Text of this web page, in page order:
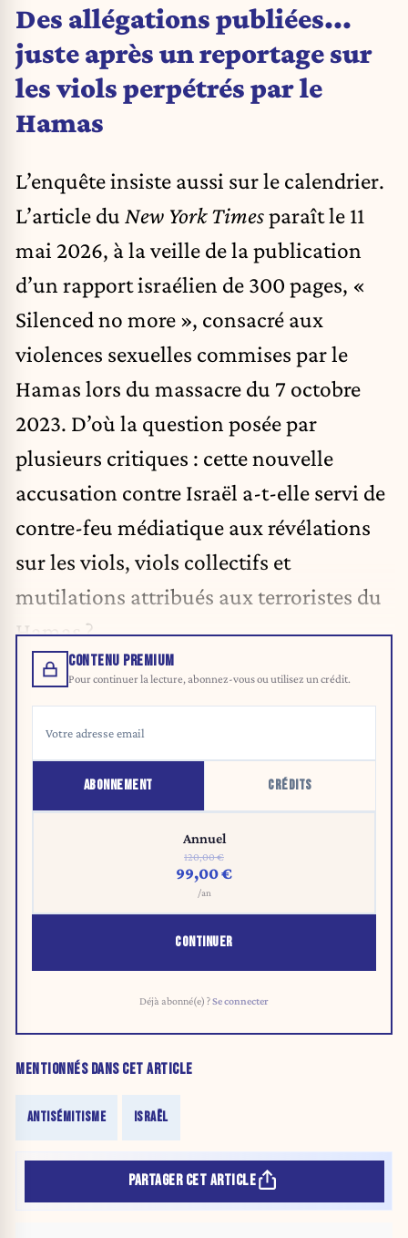
Des allégations publiées...
juste après un reportage sur
les viols perpétrés par le
Hamas
L’enquête insiste aussi sur le calendrier.
L’article du New York Timesparaît le 11
mai 2026, à la veille de la publication
d’un rapport israélien de 300 pages, «
Silenced no more », consacré aux
violences sexuelles commises par le
Hamas lors du massacre du 7 octobre
2023. D’où la question posée par
plusieurs critiques : cette nouvelle
accusation contre Israël a-t-elle servi de
contre-feu médiatique aux révélations
sur les viols, viols collectifs et
mutilations attribués aux terroristes du
Hamas ?
CONTENU PREMIUM
Pour continuer la lecture, abonnez-vous ou utilisez un crédit.
ABONNEMENT CRÉDITS
Annuel
120,00 €
99,00 €
/an
CONTINUER
Déjà abonné(e) ?Se connecter
MENTIONNÉS DANS CET ARTICLE
ANTISÉMITISME ISRAËL
PARTAGER CET ARTICLE